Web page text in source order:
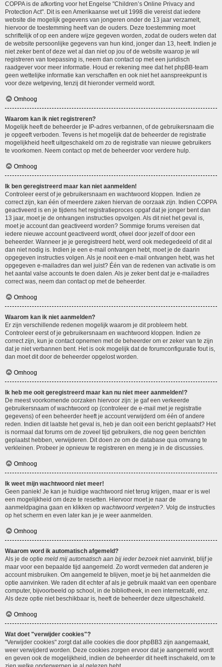
COPPA is de afkorting voor het Engelse "Children’s Online Privacy and
Protection Act". Dit is een Amerikaanse wet uit 1998 die vereist dat iedere
website die mogelijk gegevens van jongeren onder de 13 jaar verzamelt,
hiervoor de toestemming heeft van de ouders. Deze toestemming moet
schriftelijk of op een andere wijze gegeven worden, zodat de ouders weten dat
de website persoonlijke gegevens van hun kind, jonger dan 13, heeft. Indien je
niet zeker bent of deze wet al dan niet op jou of de website waarop je wil
registreren van toepassing is, neem dan contact op met een juridisch
raadgever voor meer informatie. Houd er rekening mee dat het phpBB-team
geen wettelijke informatie kan verschaffen en ook niet het aanspreekpunt is
voor deze wetgeving, tenzij dit hieronder vermeld wordt.
Omhoog
Waarom kan ik niet registreren?
Mogelijk heeft de beheerder je IP-adres verbannen, of de gebruikersnaam die
je opgeeft verboden. Tevens is het mogelijk dat de beheerder de registratie
mogelijkheid heeft uitgeschakeld om zo de registratie van nieuwe gebruikers
te voorkomen. Neem contact op met de beheerder voor verdere hulp.
Omhoog
Ik ben geregistreerd maar kan niet aanmelden!
Controleer eerst of je gebruikersnaam en wachtwoord kloppen. Indien ze
correct zijn, kan één of meerdere zaken hiervan de oorzaak zijn. Indien COPPA
geactiveerd is en je tijdens het registratieproces opgaf dat je jonger bent dan
13 jaar, moet je de ontvangen instructies opvolgen. Als dit niet het geval is,
moet je account dan geactiveerd worden? Sommige forums vereisen dat
iedere nieuwe account geactiveerd wordt, ofwel door jezelf of door een
beheerder. Wanneer je je geregistreerd hebt, werd ook medegedeeld of dit al
dan niet nodig is. Indien je een e-mail ontvangen hebt, moet je de daarin
opgegeven instructies volgen. Als je nooit een e-mail ontvangen hebt, was het
opgegeven e-mailadres dan wel juist? Één van de redenen van activatie is om
het aantal valse accounts te doen dalen. Als je zeker bent dat je e-mailadres
correct was, neem dan contact op met de beheerder.
Omhoog
Waarom kan ik niet aanmelden?
Er zijn verschillende redenen mogelijk waarom je dit probleem hebt.
Controleer eerst of je gebruikersnaam en wachtwoord kloppen. Indien ze
correct zijn, kun je contact opnemen met de beheerder om er zeker van te zijn
dat je niet verbannen bent. Het is ook mogelijk dat de forumconfiguratie fout is,
dan moet dit door de beheerder opgelost worden.
Omhoog
Ik heb me ooit geregistreerd maar kan nu niet meer aanmelden!?
De meest voorkomende oorzaken hiervoor zijn: je gaf een verkeerde
gebruikersnaam of wachtwoord op (controleer de e-mail met je registratie
gegevens) of een beheerder heeft je account verwijderd om één of andere
reden. Indien dit laatste het geval is, heb je dan ooit een bericht geplaatst? Het
is normaal dat forums om de zoveel tijd gebruikers, die nog geen berichten
geplaatst hebben, verwijderen. Dit doen ze om de database qua omvang te
verkleinen. Probeer je opnieuw te registreren en meng je in de discussies.
Omhoog
Ik weet mijn wachtwoord niet meer!
Geen paniek! Je kan je huidige wachtwoord niet terug krijgen, maar er is wel
een mogelijkheid om deze te resetten. Hiervoor moet je naar de
aanmeldpagina gaan en klikken op wachtwoord vergeten?. Volg de instructies
op het scherm en even later kan je je weer aanmelden.
Omhoog
Waarom word ik automatisch afgemeld?
Als je de optie meld mij automatisch aan bij ieder bezoek niet aanvinkt, blijf je
maar voor een bepaalde tijd aangemeld. Zo wordt vermeden dat anderen je
account misbruiken. Om aangemeld te blijven, moet je bij het aanmelden die
optie aanvinken. We raden dit echter af als je gebruik maakt van een openbare
computer, bijvoorbeeld op school, in de bibliotheek, in een internetcafé, enz.
Als deze optie niet beschikbaar is, heeft de beheerder deze uitgeschakeld.
Omhoog
Wat doet "verwijder cookies"?
"Verwijder cookies" zorgt dat alle cookies die door phpBB3 zijn aangemaakt,
weer verwijderd worden. Deze cookies zorgen ervoor dat je aangemeld wordt
en geven ook de mogelijkheid, indien de beheerder dit heeft inschakeld, om te